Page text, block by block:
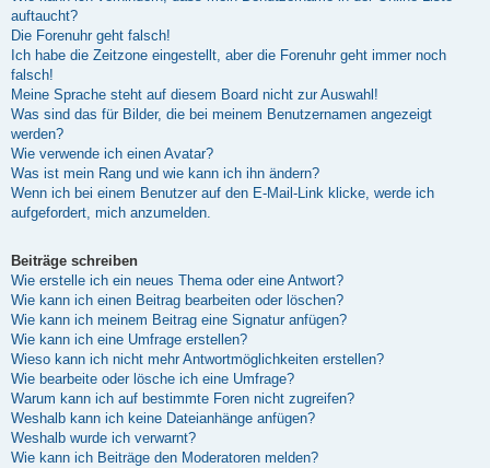
auftaucht?
Die Forenuhr geht falsch!
Ich habe die Zeitzone eingestellt, aber die Forenuhr geht immer noch
falsch!
Meine Sprache steht auf diesem Board nicht zur Auswahl!
Was sind das für Bilder, die bei meinem Benutzernamen angezeigt
werden?
Wie verwende ich einen Avatar?
Was ist mein Rang und wie kann ich ihn ändern?
Wenn ich bei einem Benutzer auf den E-Mail-Link klicke, werde ich
aufgefordert, mich anzumelden.
Beiträge schreiben
Wie erstelle ich ein neues Thema oder eine Antwort?
Wie kann ich einen Beitrag bearbeiten oder löschen?
Wie kann ich meinem Beitrag eine Signatur anfügen?
Wie kann ich eine Umfrage erstellen?
Wieso kann ich nicht mehr Antwortmöglichkeiten erstellen?
Wie bearbeite oder lösche ich eine Umfrage?
Warum kann ich auf bestimmte Foren nicht zugreifen?
Weshalb kann ich keine Dateianhänge anfügen?
Weshalb wurde ich verwarnt?
Wie kann ich Beiträge den Moderatoren melden?